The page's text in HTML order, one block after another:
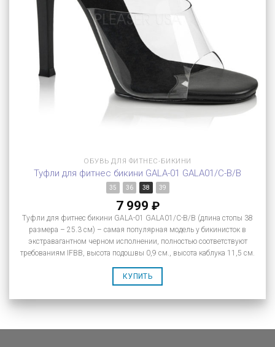
ОБУВЬ ДЛЯ ФИТНЕС-БИКИНИ
Туфли для фитнес бикини GALA-01 GALA01/C-B/B
35 36 38 39
7 999 ₽
Туфли для фитнес бикини GALA-01 GALA01/C-B/B (длина стопы 38
размера – 25.3 см) – самая популярная модель у бикинисток в
экстравагантном черном исполнении, полностью соответствуют
требованиям IFBB, высота подошвы 0,9 см., высота каблука 11,5 см.
КУПИТЬ